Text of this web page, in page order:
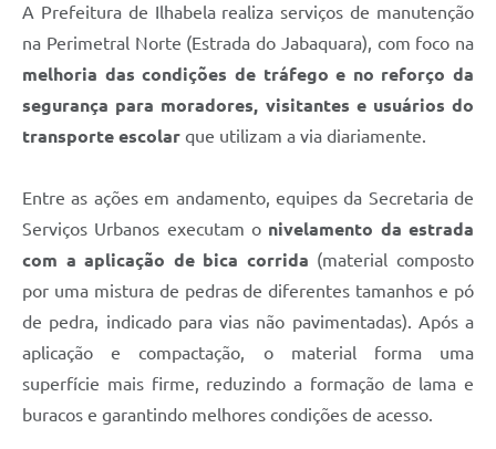
A Prefeitura de Ilhabela realiza serviços de manutenção
na Perimetral Norte (Estrada do Jabaquara), com foco na
melhoria das condições de tráfego e no reforço da
segurança para moradores, visitantes e usuários do
transporte escolar que utilizam a via diariamente.
Entre as ações em andamento, equipes da Secretaria de
Serviços Urbanos executam o nivelamento da estrada
com a aplicação de bica corrida (material composto
por uma mistura de pedras de diferentes tamanhos e pó
de pedra, indicado para vias não pavimentadas). Após a
aplicação e compactação, o material forma uma
superfície mais firme, reduzindo a formação de lama e
buracos e garantindo melhores condições de acesso.